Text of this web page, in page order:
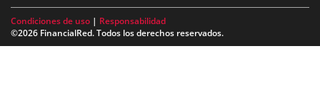
Condiciones de uso | Responsabilidad
©2026 FinancialRed. Todos los derechos reservados.